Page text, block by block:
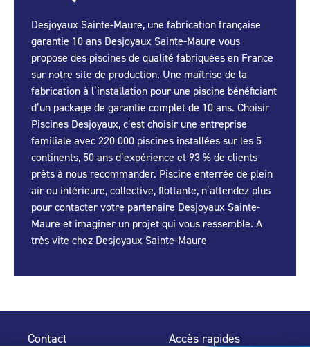
Desjoyaux Sainte-Maure, une fabrication française
garantie 10 ans Desjoyaux Sainte-Maure vous
propose des piscines de qualité fabriquées en France
sur notre site de production. Une maîtrise de la
fabrication à l’installation pour une piscine bénéficiant
d’un package de garantie complet de 10 ans. Choisir
Piscines Desjoyaux, c’est choisir une entreprise
familiale avec 220 000 piscines installées sur les 5
continents, 50 ans d’expérience et 93 % de clients
prêts à nous recommander. Piscine enterrée de plein
air ou intérieure, collective, flottante, n’attendez plus
pour contacter votre partenaire Desjoyaux Sainte-
Maure et imaginer un projet qui vous ressemble. A
très vite chez Desjoyaux Sainte-Maure
Contact Accès rapides